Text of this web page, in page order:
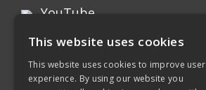
YouTube
Instagram
Xing page
This website uses cookies
This website uses cookies to improve user
experience. By using our website you